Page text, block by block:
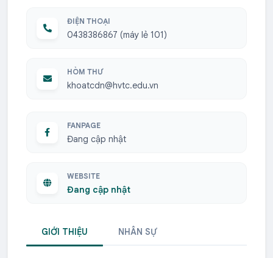
ĐIỆN THOẠI
0438386867 (máy lẻ 101)
HÒM THƯ
khoatcdn@hvtc.edu.vn
FANPAGE
Đang cập nhật
WEBSITE
Đang cập nhật
GIỚI THIỆU NHÂN SỰ